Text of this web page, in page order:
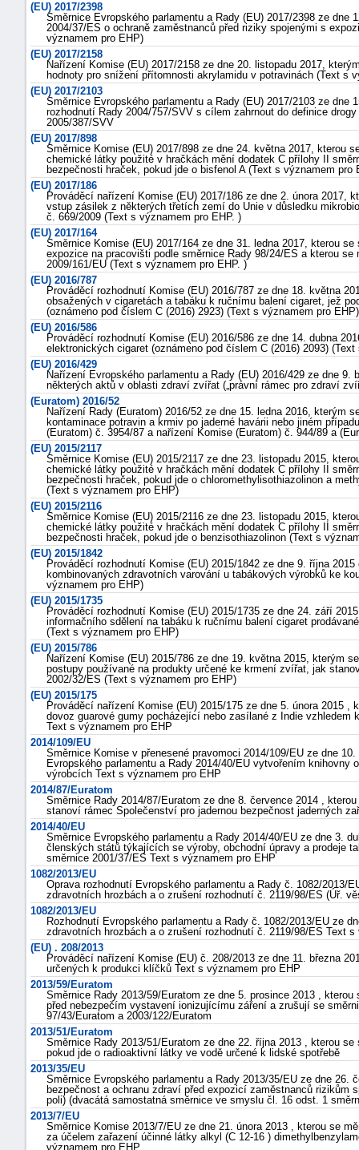
(EU) 2017/2398
Směrnice Evropského parlamentu a Rady (EU) 2017/2398 ze dne
2004/37/ES o ochraně zaměstnanců před riziky spojenými s
významem pro EHP)
(EU) 2017/2158
Nařízení Komise (EU) 2017/2158 ze dne 20. listopadu 2017,
hodnoty pro snížení přítomnosti akrylamidu v potravinách (Text s
(EU) 2017/2103
Směrnice Evropského parlamentu a Rady (EU) 2017/2103 ze dne
rozhodnutí Rady 2004/757/SVV s cílem zahrnout do definice
2005/387/SVV
(EU) 2017/898
Směrnice Komise (EU) 2017/898 ze dne 24. května 2017, kterou
chemické látky použité v hračkách mění dodatek C přílohy II
bezpečnosti hraček, pokud jde o bisfenol A (Text s významem pro
(EU) 2017/186
Prováděcí nařízení Komise (EU) 2017/186 ze dne 2. února 2017,
vstup zásilek z některých třetích zemí do Unie v důsledku
č. 669/2009 (Text s významem pro EHP. )
(EU) 2017/164
Směrnice Komise (EU) 2017/164 ze dne 31. ledna 2017, kterou
expozice na pracovišti podle směrnice Rady 98/24/ES a kterou
2009/161/EU (Text s významem pro EHP. )
(EU) 2016/787
Prováděcí rozhodnutí Komise (EU) 2016/787 ze dne 18. května
obsažených v cigaretách a tabáku k ručnímu balení cigaret, jež
(oznámeno pod číslem C (2016) 2923) (Text s významem pro EHP)
(EU) 2016/586
Prováděcí rozhodnutí Komise (EU) 2016/586 ze dne 14. dubna
elektronických cigaret (oznámeno pod číslem C (2016) 2093)
(EU) 2016/429
Nařízení Evropského parlamentu a Rady (EU) 2016/429 ze dne
některých aktů v oblasti zdraví zvířat („právní rámec pro zdraví
(Euratom) 2016/52
Nařízení Rady (Euratom) 2016/52 ze dne 15. ledna 2016, kterým
kontaminace potravin a krmiv po jaderné havárii nebo jiném
(Euratom) č. 3954/87 a nařízení Komise (Euratom) č. 944/89 a
(EU) 2015/2117
Směrnice Komise (EU) 2015/2117 ze dne 23. listopadu 2015,
chemické látky použité v hračkách mění dodatek C přílohy II
bezpečnosti hraček, pokud jde o chloromethylisothiazolinon a
(Text s významem pro EHP)
(EU) 2015/2116
Směrnice Komise (EU) 2015/2116 ze dne 23. listopadu 2015,
chemické látky použité v hračkách mění dodatek C přílohy II
bezpečnosti hraček, pokud jde o benzisothiazolinon (Text s
(EU) 2015/1842
Prováděcí rozhodnutí Komise (EU) 2015/1842 ze dne 9. října
kombinovaných zdravotních varování u tabákových výrobků ke
významem pro EHP)
(EU) 2015/1735
Prováděcí rozhodnutí Komise (EU) 2015/1735 ze dne 24. září
informačního sdělení na tabáku k ručnímu balení cigaret
(Text s významem pro EHP)
(EU) 2015/786
Nařízení Komise (EU) 2015/786 ze dne 19. května 2015, kterým
postupy používané na produkty určené ke krmení zvířat, jak
2002/32/ES (Text s významem pro EHP)
(EU) 2015/175
Prováděcí nařízení Komise (EU) 2015/175 ze dne 5. února 2015
dovoz guarové gumy pocházející nebo zasílané z Indie vzhledem
Text s významem pro EHP
2014/109/EU
Směrnice Komise v přenesené pravomoci 2014/109/EU ze dne
Evropského parlamentu a Rady 2014/40/EU vytvořením
výrobcích Text s významem pro EHP
2014/87/Euratom
Směrnice Rady 2014/87/Euratom ze dne 8. července 2014 ,
stanoví rámec Společenství pro jadernou bezpečnost jaderných
2014/40/EU
Směrnice Evropského parlamentu a Rady 2014/40/EU ze dne 3.
členských států týkajících se výroby, obchodní úpravy a prodeje
směrnice 2001/37/ES Text s významem pro EHP
1082/2013/EU
Oprava rozhodnutí Evropského parlamentu a Rady č. 1082/2013/
zdravotních hrozbách a o zrušení rozhodnutí č. 2119/98/ES (Úř.
1082/2013/EU
Rozhodnutí Evropského parlamentu a Rady č. 1082/2013/EU ze
zdravotních hrozbách a o zrušení rozhodnutí č. 2119/98/ES Text
(EU) . 208/2013
Prováděcí nařízení Komise (EU) č. 208/2013 ze dne 11. března
určených k produkci klíčků Text s významem pro EHP
2013/59/Euratom
Směrnice Rady 2013/59/Euratom ze dne 5. prosince 2013 ,
před nebezpečím vystavení ionizujícímu záření a zrušují se
97/43/Euratom a 2003/122/Euratom
2013/51/Euratom
Směrnice Rady 2013/51/Euratom ze dne 22. října 2013 , kterou
pokud jde o radioaktivní látky ve vodě určené k lidské spotřebě
2013/35/EU
Směrnice Evropského parlamentu a Rady 2013/35/EU ze dne 26.
bezpečnost a ochranu zdraví před expozicí zaměstnanců
poli) (dvacátá samostatná směrnice ve smyslu čl. 16 odst. 1
2013/7/EU
Směrnice Komise 2013/7/EU ze dne 21. února 2013 , kterou se
za účelem zařazení účinné látky alkyl (C 12-16 )
významem pro EHP